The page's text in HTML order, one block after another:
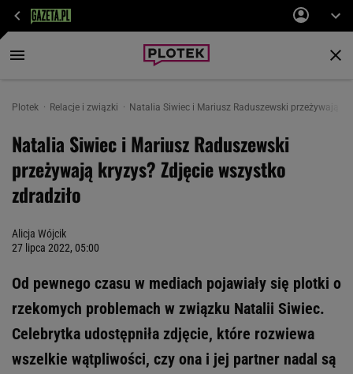
Plotek Relacje i związki Natalia Siwiec i Mariusz Raduszewski przeżywają
Natalia Siwiec i Mariusz Raduszewski
przeżywają kryzys? Zdjęcie wszystko
zdradziło
Alicja Wójcik
27 lipca 2022, 05:00
Od pewnego czasu w mediach pojawiały się plotki o
rzekomych problemach w związku Natalii Siwiec.
Celebrytka udostępniła zdjęcie, które rozwiewa
wszelkie wątpliwości, czy ona i jej partner nadal są